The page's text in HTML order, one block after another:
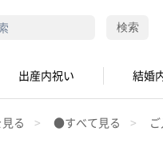
検索
出産内祝い 結婚
る ●すべて見る